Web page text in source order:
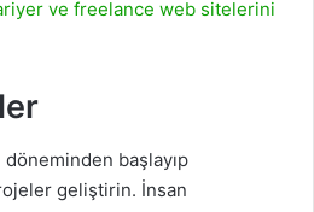
ve freelance web sitelerini
başlayıp
geliştirin. İnsan